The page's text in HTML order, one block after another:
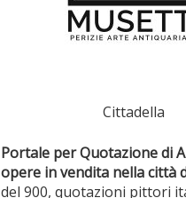
Cittadella
Portale per Quotazione di
opere in vendita nella città
del 900, quotazioni pittori